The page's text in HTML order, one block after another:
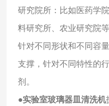
研究院所：比如医药学
料研究所、农业研究院等
针对不同形状和不同容
支撑，针对不同特性的
剂。
●实验室玻璃器皿清洗机